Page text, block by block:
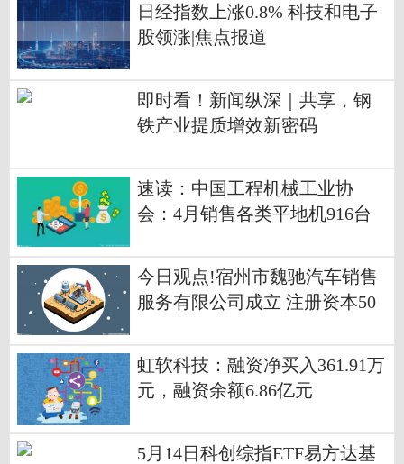
日经指数上涨0.8% 科技和电子
股领涨|焦点报道
即时看！新闻纵深｜共享，钢
铁产业提质增效新密码
速读：中国工程机械工业协
会：4月销售各类平地机916台
今日观点!宿州市魏驰汽车销售
服务有限公司成立 注册资本50
虹软科技：融资净买入361.91万
元，融资余额6.86亿元
5月14日科创综指ETF易方达基